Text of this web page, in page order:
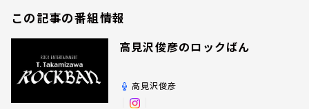
この記事の番組情報
高見沢俊彦のロックばん
高見沢俊彦